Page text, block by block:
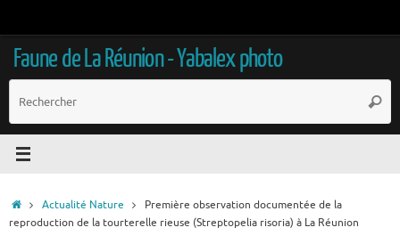
contenu
Faune de La Réunion - Yabalex photo
:
Accueil
Actualité Nature
Première observation documentée de la
reproduction de la tourterelle rieuse (Streptopelia risoria) à La Réunion